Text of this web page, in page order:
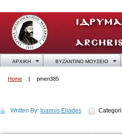
ΑΡΧΙΚΗ ΒΥΖΑΝΤΙΝΟ ΜΟΥΣΕΙΟ
Home pmen385
Written By: Ioannis Eliades